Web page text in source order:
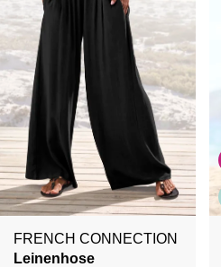
FRENCH CONNECTION
Leinenhose